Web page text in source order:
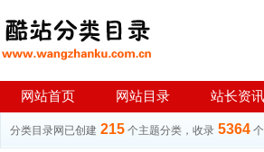
网站首页 网站目录 站长资讯
分类目录网已创建 215 个主题分类，收录 5364